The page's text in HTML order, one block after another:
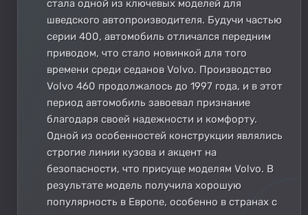
стала одной из ключевых моделей для
шведского автопроизводителя. Будучи частью
серии 400, автомобиль отличался передним
приводом, что стало новинкой для того
времени среди седанов Volvo. Производство
Volvo 460 продолжалось до 1997 года, и в этот
период автомобиль завоевал признание
благодаря своей надежности и комфорту.
Одной из особенностей конструкции являлись
строгие линии кузова и акцент на
безопасности, что присуще моделям Volvo. В
результате модель получила хорошую
популярность в Европе, особенно в странах с